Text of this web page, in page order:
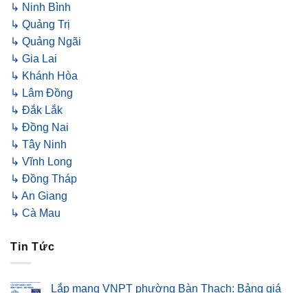
↳ Ninh Bình
↳ Quảng Trị
↳ Quảng Ngãi
↳ Gia Lai
↳ Khánh Hòa
↳ Lâm Đồng
↳ Đắk Lắk
↳ Đồng Nai
↳ Tây Ninh
↳ Vĩnh Long
↳ Đồng Tháp
↳ An Giang
↳ Cà Mau
Tin Tức
Lắp mạng VNPT phường Bàn Thạch: Bảng giá